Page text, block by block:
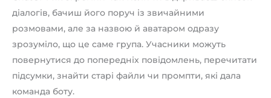
діалогів, бачиш його поруч із звичайними
розмовами, але за назвою й аватаром одразу
зрозуміло, що це саме група. Учасники можуть
повернутися до попередніх повідомлень, перечитати
підсумки, знайти старі файли чи промпти, які дала
команда боту.